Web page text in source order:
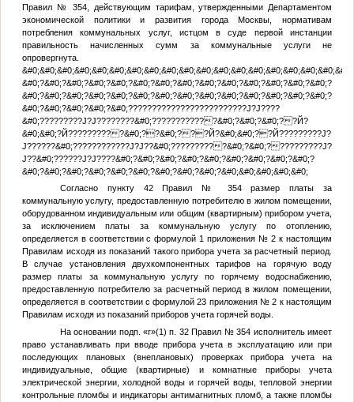
Правил № 354, действующим тарифам, утвержденными Департаментом
экономической политики и развития города Москвы, нормативам
потребления коммунальных услуг, истцом в суде первой инстанции
правильность начисленных сумм за коммунальные услуги не
опровергнута.
&#0;?&#0;?&#0;?&#0;?&#0;?&#0;?&#0;?&#0;?&#0;?&#0;?&#0;?&#0;?&#0;?&#0;?
&#0;?&#0;?&#0;?&#0;?&#0;?&#0;?&#0;?&#0;?&#0;?&#0;?&#0;?&#0;?&#0;?&#0;?
&#0;?&#0;?&#0;?&#0;?&#0;?????????????????????????J?J????
&#0;?????????J?J????????&#0;????????????&#0;?&#0;?&#0;??Й?
&#0;&#0;?Й??????????&#0;??&#0;???Й?&#0;&#0;??Й?????????J?
J??????&#0;????????????J?J??&#0;??????????&#0;?&#0;??????????J?
J??&#0;??????J?J????&#0;?&#0;?&#0;?&#0;?&#0;?&#0;?&#0;?&#0;?&#0;?
&#0;?&#0;?&#0;?&#0;?&#0;?&#0;?&#0;?&#0;?&#0;?&#0;&#0;&#0;&#0;&#0;
Согласно пункту 42 Правил № 354 размер платы за
коммунальную услугу, предоставленную потребителю в жилом помещении,
оборудованном индивидуальным или общим (квартирным) прибором учета,
за исключением платы за коммунальную услугу по отоплению,
определяется в соответствии с формулой 1 приложения № 2 к настоящим
Правилам исходя из показаний такого прибора учета за расчетный период.
В случае установления двухкомпонентных тарифов на горячую воду
размер платы за коммунальную услугу по горячему водоснабжению,
предоставленную потребителю за расчетный период в жилом помещении,
определяется в соответствии с формулой 23 приложения № 2 к настоящим
Правилам исходя из показаний приборов учета горячей воды.
На основании подп. «г»(1) п. 32 Правил № 354 исполнитель имеет
право устанавливать при вводе прибора учета в эксплуатацию или при
последующих плановых (внеплановых) проверках прибора учета на
индивидуальные, общие (квартирные) и комнатные приборы учета
электрической энергии, холодной воды и горячей воды, тепловой энергии
контрольные пломбы и индикаторы антимагнитных пломб, а также пломбы